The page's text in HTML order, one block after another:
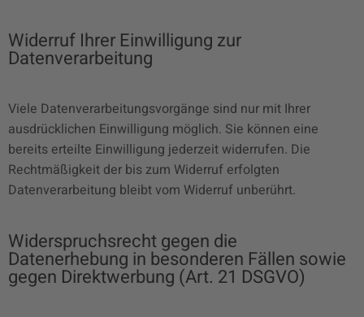
Widerruf Ihrer Einwilligung zur
Datenverarbeitung
Viele Datenverarbeitungsvorgänge sind nur mit Ihrer
ausdrücklichen Einwilligung möglich. Sie können eine
bereits erteilte Einwilligung jederzeit widerrufen. Die
Rechtmäßigkeit der bis zum Widerruf erfolgten
Datenverarbeitung bleibt vom Widerruf unberührt.
Widerspruchsrecht gegen die
Datenerhebung in besonderen Fällen sowie
gegen Direktwerbung (Art. 21 DSGVO)